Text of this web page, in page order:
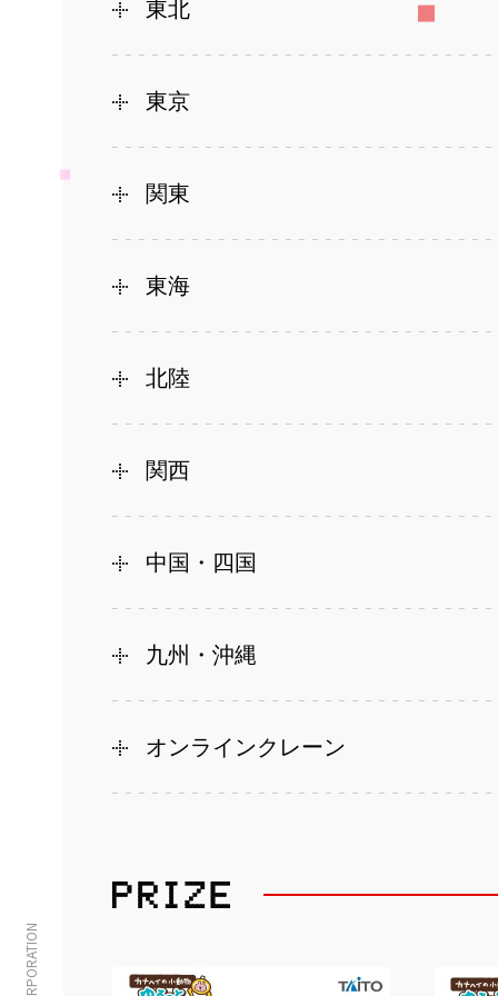
東北
東京
関東
東海
北陸
関西
中国・四国
九州・沖縄
オンラインクレーン